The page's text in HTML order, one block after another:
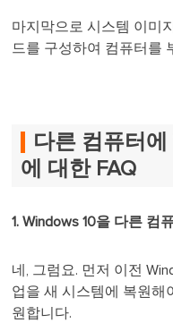
마지막으로 시스템 이미
드를 구성하여 컴퓨터를
다른 컴퓨터
에 대한 FAQ
1. Windows 10을 다른 컴
네, 그럼요. 먼저 이전
업을 새 시스템에 복원해
원합니다.